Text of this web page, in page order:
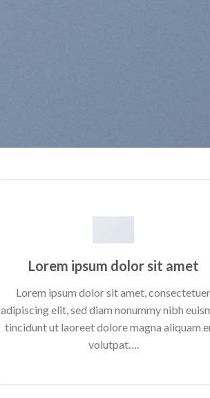
Lorem ipsum dolor sit amet
Lorem ipsum dolor sit amet, consectetuer
adipiscing elit, sed diam nonummy nibh
tincidunt ut laoreet dolore magna aliquam
volutpat….